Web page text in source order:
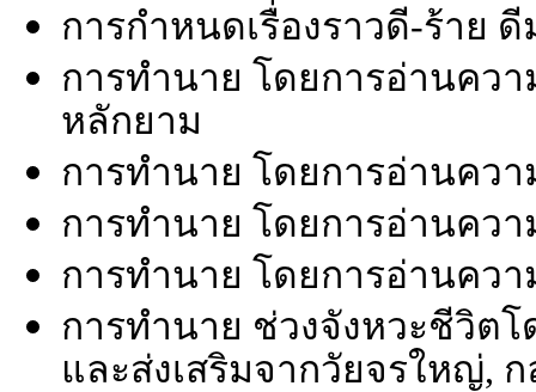
การกำหนดเรื่องราวดี-ร้าย
การทำนาย โดยการอ่านคว
หลักยาม
การทำนาย โดยการอ่านคว
การทำนาย โดยการอ่านคว
การทำนาย โดยการอ่านคว
การทำนาย ช่วงจังหวะชีวิต
และส่งเสริมจากวัยจรใหญ่, ก